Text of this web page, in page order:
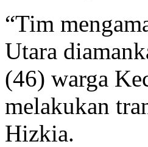
“Tim
Utara
(46) warga
melakukan
Hizkia.